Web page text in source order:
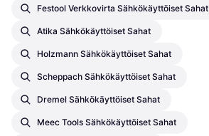
Festool Verkkovirta Sähkökäyttöiset Sahat
Atika Sähkökäyttöiset Sahat
Holzmann Sähkökäyttöiset Sahat
Scheppach Sähkökäyttöiset Sahat
Dremel Sähkökäyttöiset Sahat
Meec Tools Sähkökäyttöiset Sahat